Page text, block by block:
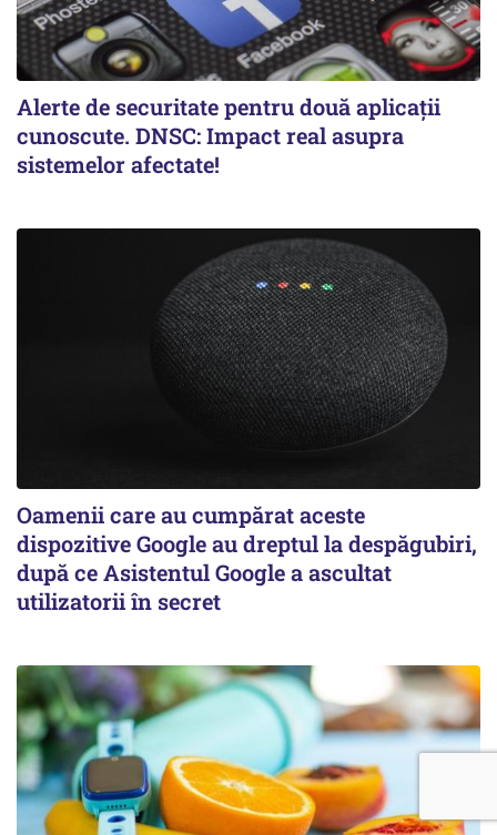
Alerte de securitate pentru două aplicații
cunoscute. DNSC: Impact real asupra
sistemelor afectate!
Oamenii care au cumpărat aceste
dispozitive Google au dreptul la despăgubiri,
după ce Asistentul Google a ascultat
utilizatorii în secret